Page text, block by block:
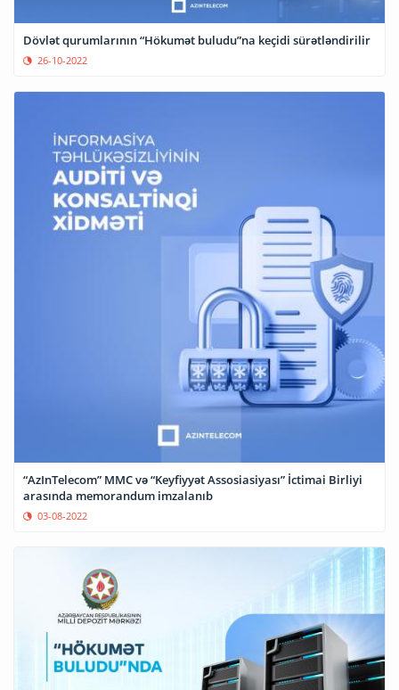
Dövlət qurumlarının “Hökumət buludu”na keçidi sürətləndirilir
26-10-2022
“AzInTelecom” MMC və “Keyfiyyət Assosiasiyası” İctimai Birliyi
arasında memorandum imzalanıb
03-08-2022